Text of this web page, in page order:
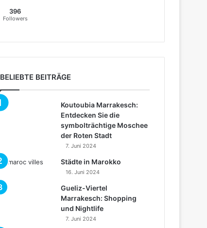
396
Followers
BELIEBTE BEITRÄGE
Koutoubia Marrakesch:
Entdecken Sie die
symbolträchtige Moschee
der Roten Stadt
7. Juni 2024
Städte in Marokko
16. Juni 2024
Gueliz-Viertel
Marrakesch: Shopping
und Nightlife
7. Juni 2024